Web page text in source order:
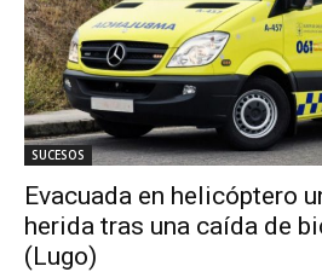
SUCESOS
Evacuada en helicóptero
herida tras una caída de
(Lugo)